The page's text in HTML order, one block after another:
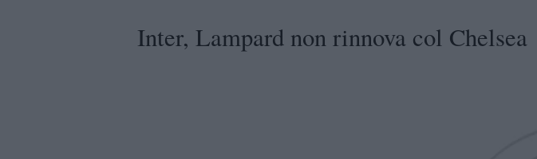
Inter, Lampard non rinnova col Chelsea